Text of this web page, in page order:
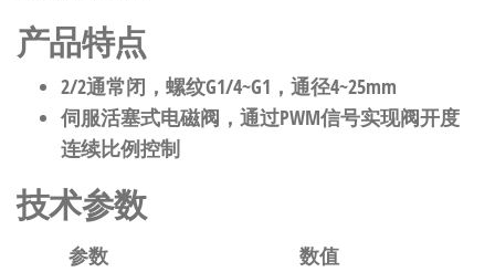
产品特点
2/2通常闭，螺纹G1/4~G1，通径4~25mm
伺服活塞式电磁阀，通过PWM信号实现阀开度
连续比例控制
技术参数
参数
数值